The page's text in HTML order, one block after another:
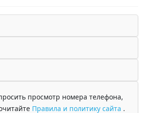
просмотр номера телефона,
Правила и политику сайта .